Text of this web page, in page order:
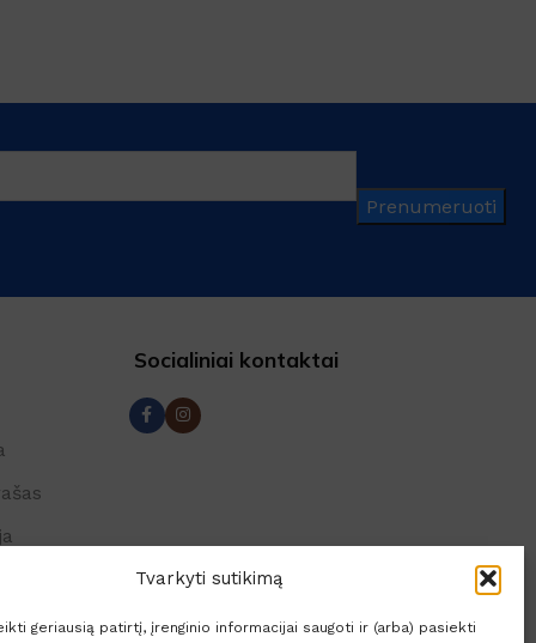
Tvarkyti sutikimą
geriausią patirtį, įrenginio informacijai saugoti ir (arba) pasiekti
Prenumeruoti
Socialiniai kontaktai